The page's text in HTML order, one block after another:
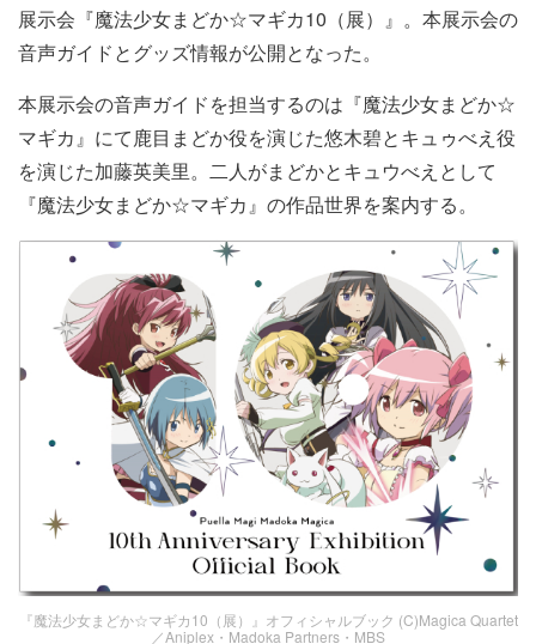
展示会『魔法少女まどか☆マギカ10（展）』。本展示会の
音声ガイドとグッズ情報が公開となった。
本展示会の音声ガイドを担当するのは『魔法少女まどか☆
マギカ』にて鹿目まどか役を演じた悠木碧とキュゥべえ役
を演じた加藤英美里。二人がまどかとキュウべえとして
『魔法少女まどか☆マギカ』の作品世界を案内する。
『魔法少女まどか☆マギカ10（展）』オフィシャルブック (C)Magica Quartet
／Aniplex・Madoka Partners・MBS